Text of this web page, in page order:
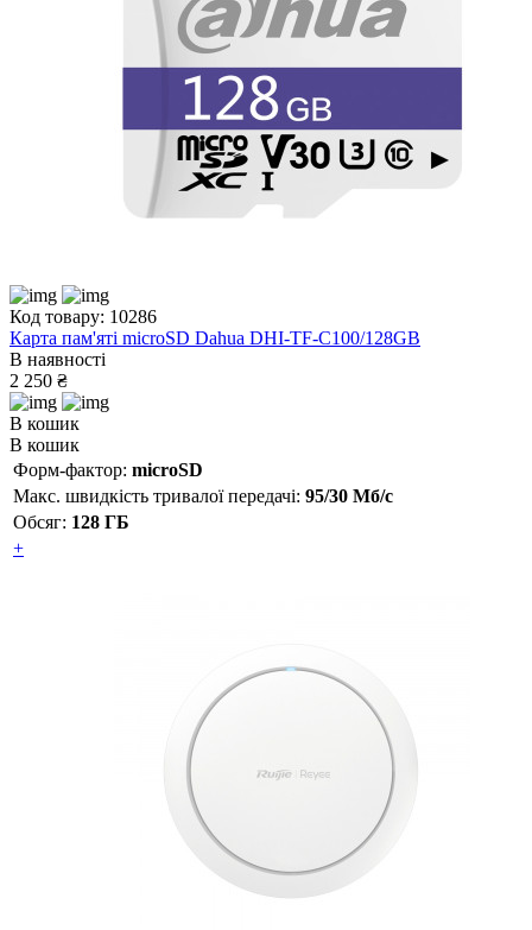
Код товару: 10286
Карта пам'яті microSD Dahua DHI-TF-C100/128GB
В наявності
2 250 ₴
В кошик
В кошик
Форм-фактор: microSD
Макс. швидкість тривалої передачі: 95/30 Мб/с
Обсяг: 128 ГБ
+